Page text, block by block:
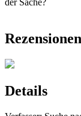
der Sache?
Rezensionen
Details